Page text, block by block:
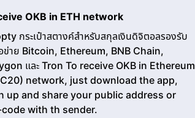
OKB in ETH network
กระเป๋าสตางค์สำหรับสกุลเงินดิจิตอลรองรับ
ข่าย Bitcoin, Ethereum, BNB Chain,
และ Tron To receive OKB in Ethereum
network, just download the app,
up and share your public address or
code with th sender.